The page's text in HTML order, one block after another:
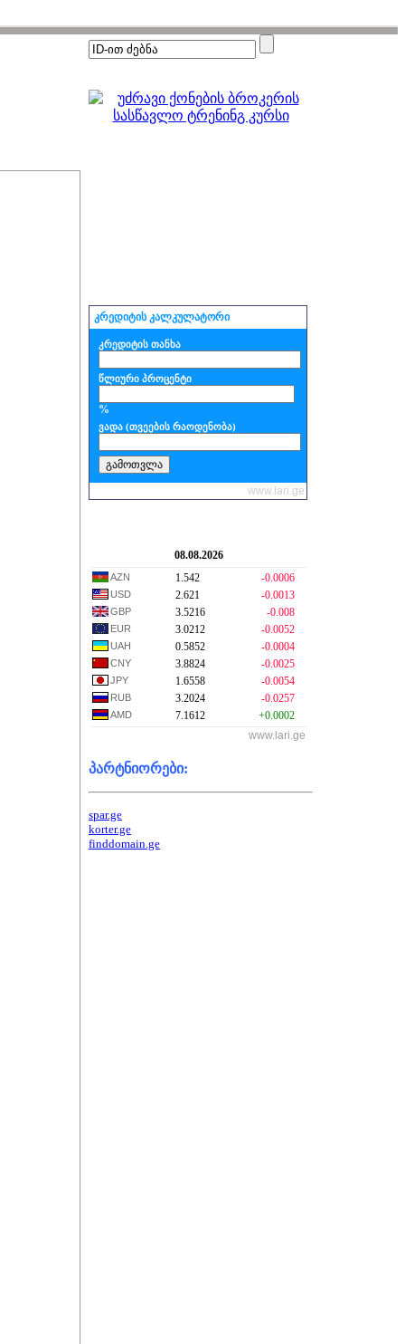
კრედიტის კალკულატორი
კრედიტის თანხა
წლიური პროცენტი
%
ვადა (თვეების რაოდენობა)
www.lari.ge
08.08.2026
AZN 1.542 -0.0006
USD 2.621 -0.0013
GBP 3.5216 -0.008
EUR 3.0212 -0.0052
UAH 0.5852 -0.0004
CNY 3.8824 -0.0025
JPY 1.6558 -0.0054
RUB 3.2024 -0.0257
AMD 7.1612
+0.0002
www.lari.ge
პარტნიორები:
spar.ge
korter.ge
finddomain.ge